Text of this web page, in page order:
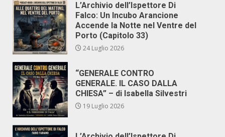
L’Archivio dell’Ispettore Di
Falco: Un Incubo Arancione
Accende la Notte nel Ventre del
Porto (Capitolo 33)
24 Luglio 2026
“GENERALE CONTRO
GENERALE. IL CASO DALLA
CHIESA” – di Isabella Silvestri
19 Luglio 2026